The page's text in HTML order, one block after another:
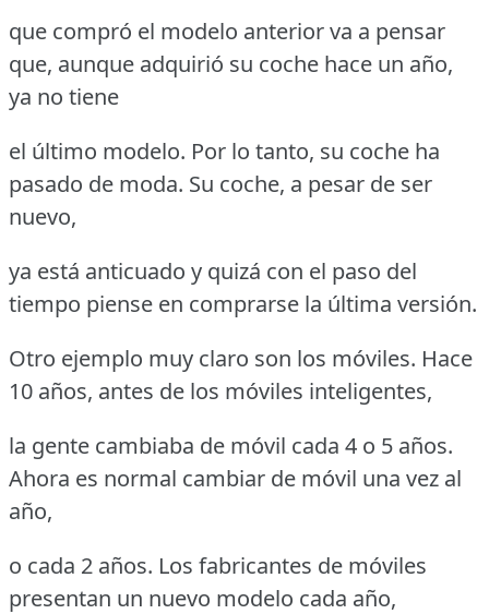
que compró el modelo anterior va a pensar
que, aunque adquirió su coche hace un año,
ya no tiene
el último modelo. Por lo tanto, su coche ha
pasado de moda. Su coche, a pesar de ser
nuevo,
ya está anticuado y quizá con el paso del
tiempo piense en comprarse la última versión.
Otro ejemplo muy claro son los móviles. Hace
10 años, antes de los móviles inteligentes,
la gente cambiaba de móvil cada 4 o 5 años.
Ahora es normal cambiar de móvil una vez al
año,
o cada 2 años. Los fabricantes de móviles
presentan un nuevo modelo cada año,